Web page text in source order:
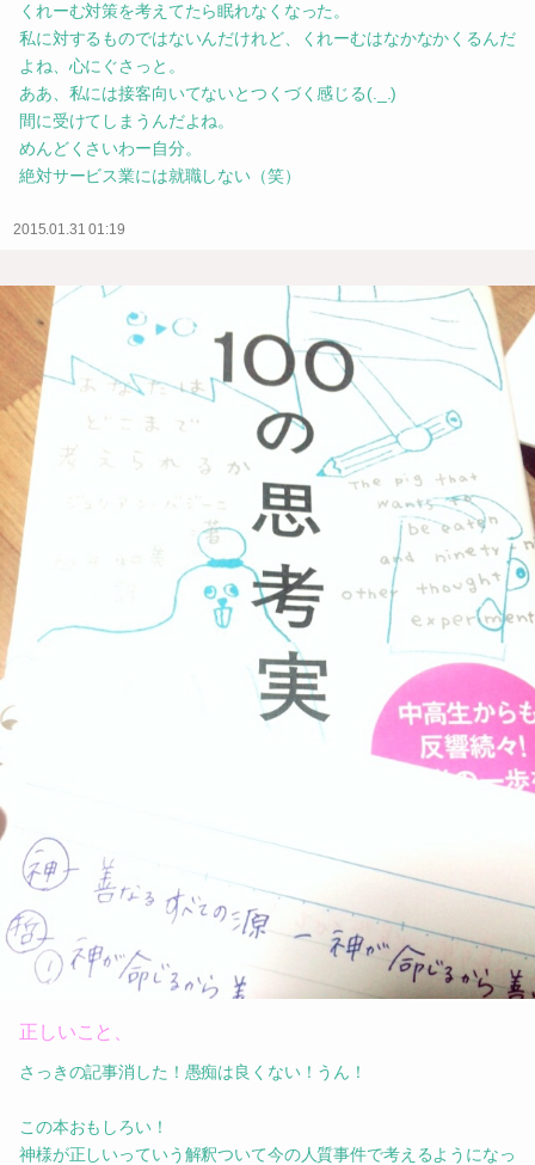
くれーむ対策を考えてたら眠れなくなった。
私に対するものではないんだけれど、くれーむはなかなかくるんだ
よね、心にぐさっと。
ああ、私には接客向いてないとつくづく感じる(._.)
間に受けてしまうんだよね。
めんどくさいわー自分。
絶対サービス業には就職しない（笑）
2015.01.31 01:19
正しいこと、
さっきの記事消した！愚痴は良くない！うん！
この本おもしろい！
神様が正しいっていう解釈ついて今の人質事件で考えるようになっ